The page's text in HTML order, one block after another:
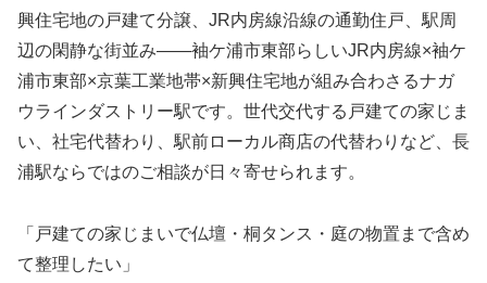
興住宅地の戸建て分譲、JR内房線沿線の通勤住戸、駅周
辺の閑静な街並み――袖ケ浦市東部らしいJR内房線×袖ケ
浦市東部×京葉工業地帯×新興住宅地が組み合わさるナガ
ウラインダストリー駅です。世代交代する戸建ての家じま
い、社宅代替わり、駅前ローカル商店の代替わりなど、長
浦駅ならではのご相談が日々寄せられます。
「戸建ての家じまいで仏壇・桐タンス・庭の物置まで含め
て整理したい」